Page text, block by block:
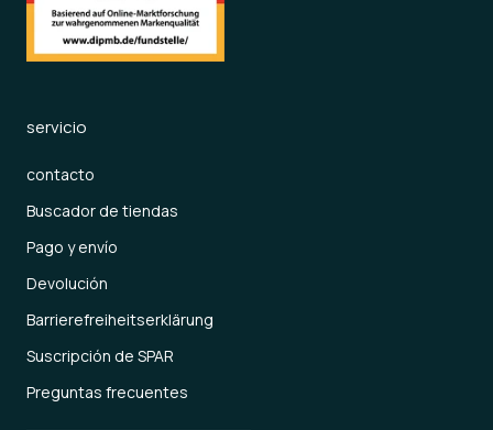
servicio
contacto
Buscador de tiendas
Pago y envío
Devolución
Barrierefreiheitserklärung
Suscripción de SPAR
Preguntas frecuentes